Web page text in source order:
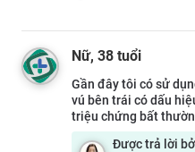
Nữ, 38 tuổi
Gần đây tôi có sử
vú bên trái có dấu
triệu chứng bất
Được trả lời